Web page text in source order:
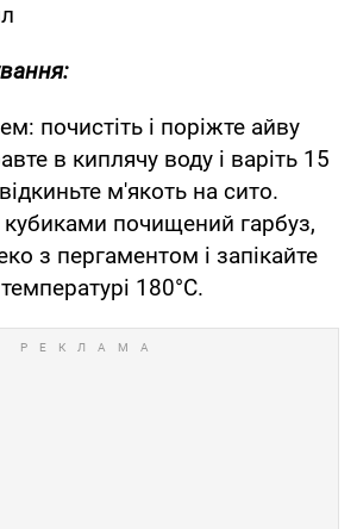
почистіть і поріжте айву
в киплячу воду і варіть 15
м'якоть на сито.
почищений гарбуз,
з пергаментом і запікайте
180°С.